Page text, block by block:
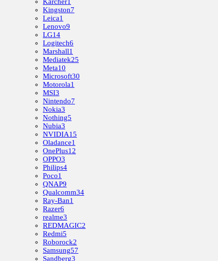
Kingston7
Leica1
Lenovo9
LG14
Logitech6
Marshall1
Mediatek25
Meta10
Microsoft30
Motorola1
MSI3
Nintendo7
Nokia3
Nothing5
Nubia3
NVIDIA15
Oladance1
OnePlus12
OPPO3
Philips4
Poco1
QNAP9
Qualcomm34
Ray-Ban1
Razer6
realme3
REDMAGIC2
Redmi5
Roborock2
Samsung57
Sandberg3